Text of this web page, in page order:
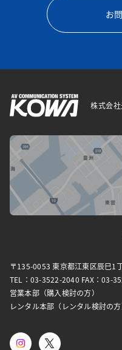
お
株式会
〒135-0053 東京都江東区⾠⺒1
TEL：03-3522-2040 FAX：03-
営業本部（購入検討の方）
レンタル本部（レンタル検討の方